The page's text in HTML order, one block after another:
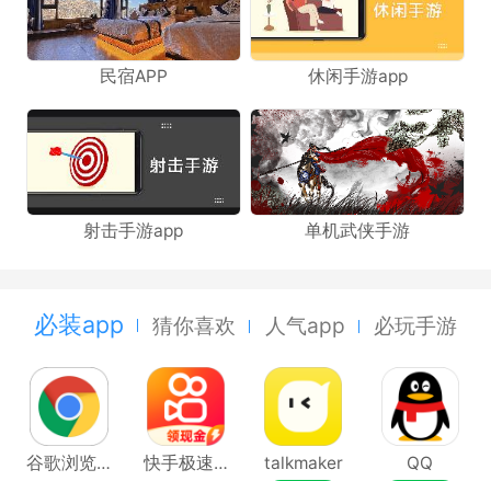
民宿APP 休闲手游app
射击手游app 单机武侠手游
必装app 猜你喜欢 人气app 必玩手游
谷歌浏览器Google Chrome 快手极速版 talkmaker QQ